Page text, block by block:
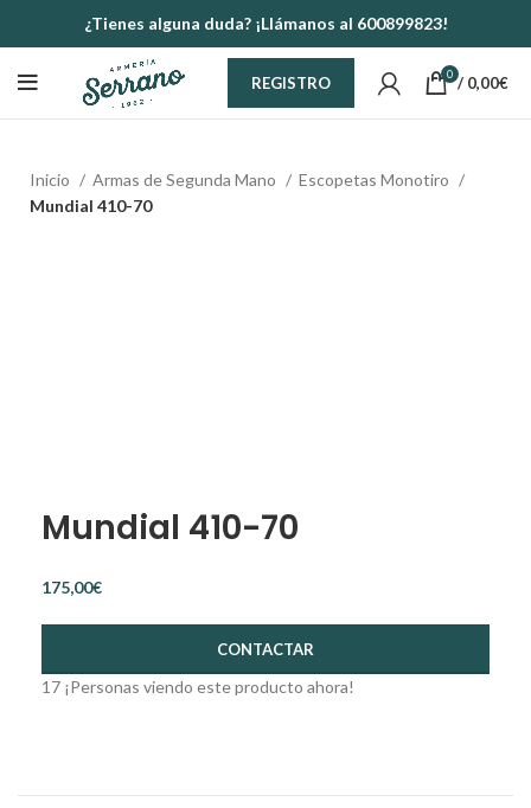
¿Tienes alguna duda? ¡Llámanos al 600899823!
REGISTRO 0 / 0,00€
Inicio Armas de Segunda Mano
Escopetas Monotiro
Mundial 410-70
Mundial 410-70
€
CONTACTAR
17 ¡Personas viendo este producto ahora!